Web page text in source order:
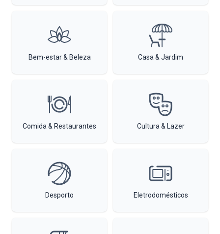
Bem-estar & Beleza Casa & Jardim
Comida & Restaurantes Cultura & Lazer
Desporto Eletrodomésticos